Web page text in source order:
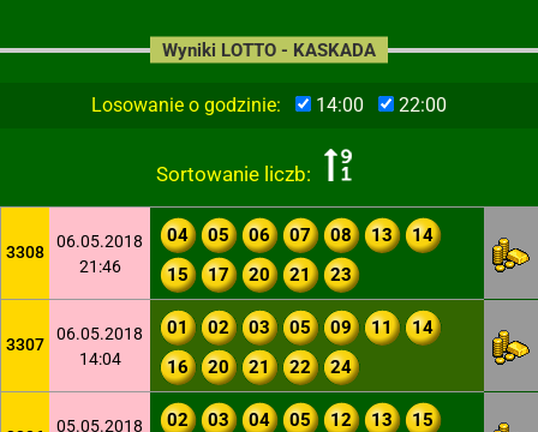
Losowanie o godzinie: 14:00 22:00
Sortowanie liczb:
Wyniki LOTTO - KASKADA
3308
06.05.2018
21:46
04 05 06 07 08 13
14
15
17 20 21 23
3307
06.05.2018
14:04
01 02 03 05 09 11
14
16
20 21 22 24
05.05.2018
02 03 04 05 12 13
15